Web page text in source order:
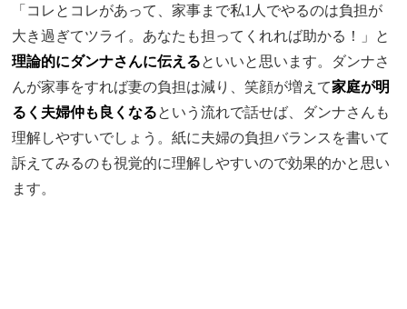
「コレとコレがあって、家事まで私1人でやるのは負担が
大き過ぎてツライ。あなたも担ってくれれば助かる！」と
理論的にダンナさんに伝えるといいと思います。ダンナさ
んが家事をすれば妻の負担は減り、笑顔が増えて家庭が明
るく夫婦仲も良くなるという流れで話せば、ダンナさんも
理解しやすいでしょう。紙に夫婦の負担バランスを書いて
訴えてみるのも視覚的に理解しやすいので効果的かと思い
ます。